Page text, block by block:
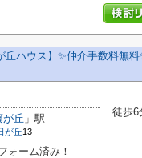
丘ハウス】✨️仲介手数料無
が丘 」駅
が丘13
徒歩6
ォーム済み！